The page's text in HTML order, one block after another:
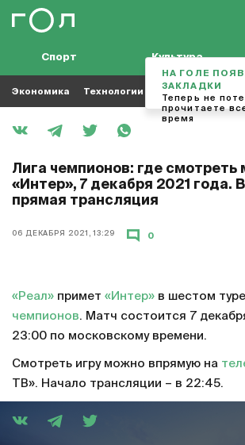
Спорт Культура
Экономика Технологии Кино Футбол
Лига чемпионов: где смотреть
«Интер», 7 декабря 2021 года.
прямая трансляция
06 ДЕКАБРЯ 2021, 13:29 0
«Реал» примет «Интер» в шестом туре
чемпионов. Матч состоится 7
23:00 по московскому времени.
Смотреть игру можно впрямую на
ТВ». Начало трансляции – в 22:45.
НА ГОЛЕ
ЗАКЛАДКИ
Теперь не
прочитаете
время